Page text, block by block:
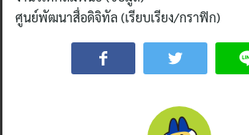
ศูนย์พัฒนาสื่อดิจิทัล (เรียบเรียง/กราฟิก)